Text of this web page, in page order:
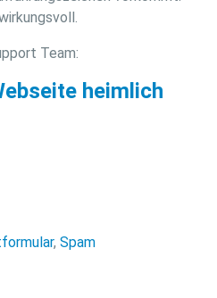
Team:
heimlich
, Spam